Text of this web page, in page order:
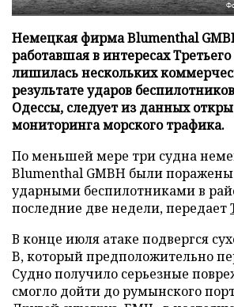
Немецкая фирма Blumenthal
работавшая в интересах
лишилась нескольких
результате ударов
Одессы, следует из данных
мониторинга морского трафика.
По меньшей мере три судна
Blumenthal GMBH были
ударными беспилотниками в
последние две недели, передает
В конце июля атаке подвергся
B, который предположительно
Судно получило серьезные
смогло дойти до румынского